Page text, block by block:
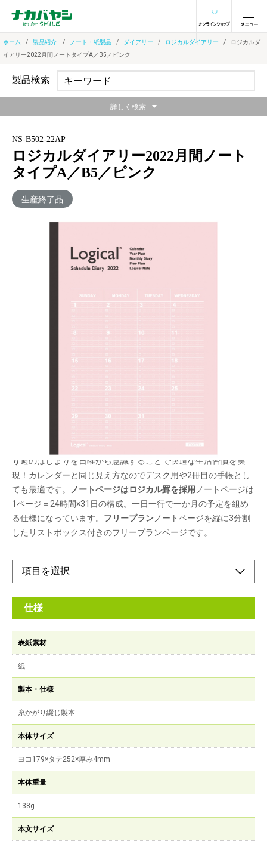
オンラインショ
ホーム 製品紹介 ノート・紙製品 ダイアリー ロジカルダイアリー
ロジカルダ
イアリー2022月間ノートタイプA／B5／ピンク
NS-B502-22AP
ロジカルダイアリー2022月間ノート
タイプA／B5／ピンク
生産終了品
一年間安心して使えるロジカルダイアリー。1 冊
目にも2 冊目にも！
エンボス加工を施した上品な風合いの表紙が特徴のAタイプ。気
品あるペールトーンの表紙で女性も男性も使いやすい！
り 週のはじまりを日曜から意識することで快適な生活習慣を実
現！カレンダーと同じ見え方なのでデスク用や2冊目の手帳とし
ても最適です。
ノートページはロジカル罫を採用 ノートページは
1ページ＝24時間×31日の構成。一日一行で一か月の予定を組め
る仕様になっています。 フリープラン ノートページを縦に3分割
したリストボックス付きのフリープランページです。
仕様
表紙素材
紙
製本・仕様
糸かがり綴じ製本
本体サイズ
ヨコ179×タテ252×厚み4mm
本体重量
138g
本文サイズ
製品検索
詳しく検索